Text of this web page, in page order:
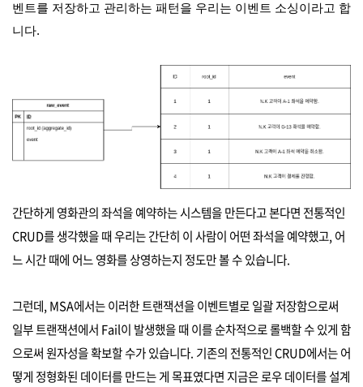
벤트를 저장하고 관리하는 패턴을 우리는 이벤트 소싱이라고 합
니다.
간단하게 영화관의 좌석을 예약하는 시스템을 만든다고 본다면 전통적인
CRUD를 생각했을 때 우리는 간단히 이 사람이 어떤 좌석을 예약했고, 어
느 시간 때에 어느 영화를 상영하는지 정도만 볼 수 있습니다.
그런데, MSA에서는 이러한 트랜잭션을 이벤트별로 일괄 저장함으로써
일부 트랜잭션에서 Fail이 발생했을 때 이를 순차적으로 롤백할 수 있게 함
으로써 원자성을 확보할 수가 있습니다. 기존의 전통적인 CRUD에서는 어
떻게 정형화된 데이터를 만드는 게 목표였다면 지금은 로우 데이터를 설계